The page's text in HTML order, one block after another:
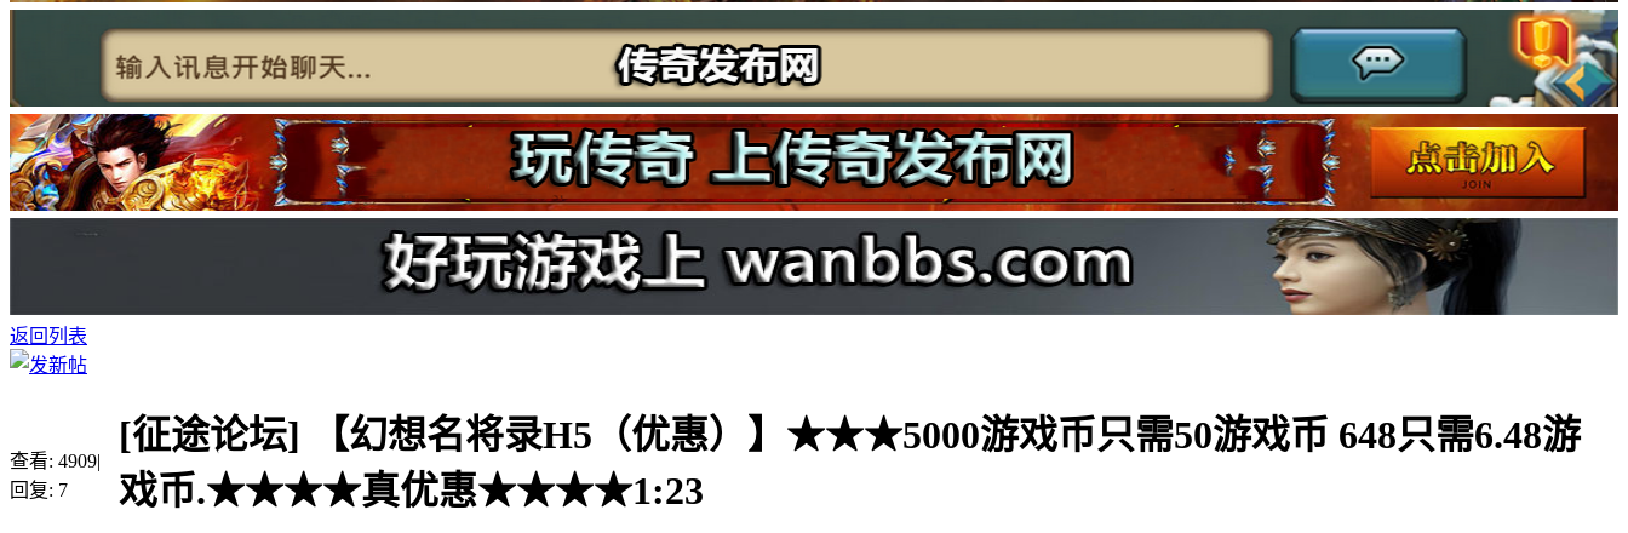
返回列表
查看: 4909|
回复: 7
[征途论坛]
【幻想名将录H5（优惠）】★★★5000游戏币只需50游戏币 648只需6.48游
戏币.★★★★真优惠★★★★1:23